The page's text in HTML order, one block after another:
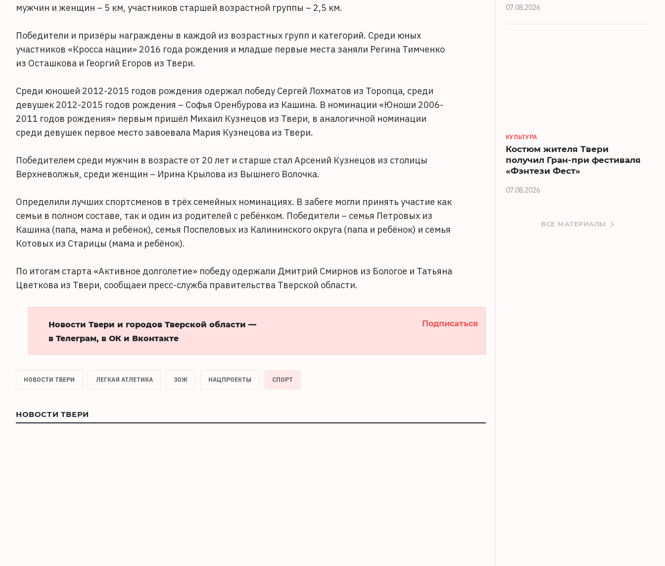
мужчин и женщин – 5 км, участников старшей возрастной группы – 2,5 км.
Победители и призёры награждены в каждой из возрастных групп и категорий. Среди юных
участников «Кросса нации» 2016 года рождения и младше первые места заняли Регина Тимченко
из Осташкова и Георгий Егоров из Твери.
Среди юношей 2012-2015 годов рождения одержал победу Сергей Лохматов из Торопца, среди
девушек 2012-2015 годов рождения – Софья Оренбурова из Кашина. В номинации «Юноши 2006-
2011 годов рождения» первым пришёл Михаил Кузнецов из Твери, в аналогичной номинации
среди девушек первое место завоевала Мария Кузнецова из Твери.
Победителем среди мужчин в возрасте от 20 лет и старше стал Арсений Кузнецов из столицы
Верхневолжья, среди женщин – Ирина Крылова из Вышнего Волочка.
Определили лучших спортсменов в трёх семейных номинациях. В забеге могли принять участие как
семьи в полном составе, так и один из родителей с ребёнком. Победители – семья Петровых из
Кашина (папа, мама и ребёнок), семья Поспеловых из Калининского округа (папа и ребёнок) и семья
Котовых из Старицы (мама и ребёнок).
По итогам старта «Активное долголетие» победу одержали Дмитрий Смирнов из Бологое и Татьяна
Цветкова из Твери, сообщаеи пресс-служба правительства Тверской области.
Новости Твери и городов Тверской области —
в Телеграм, в ОК и Вконтакте
Подписаться
НОВОСТИ ТВЕРИ ЛЕГКАЯ АТЛЕТИКА ЗОЖ НАЦПРОЕКТЫ СПОРТ
НОВОСТИ ТВЕРИ
07.08.2026
КУЛЬТУРА
Костюм жителя Твери
получил Гран-при фестиваля
«Фэнтези Фест»
07.08.2026
ВСЕ МАТЕРИАЛЫ